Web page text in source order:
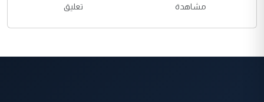
مشاهدة تعليق